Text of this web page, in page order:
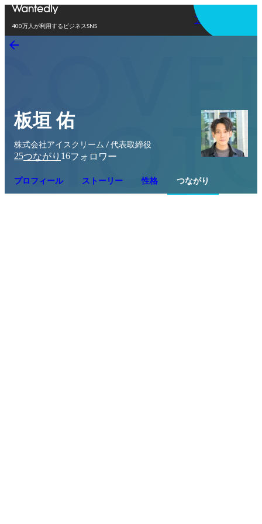
400万人が利用するビジネスSNS
アプリを使う
板垣 佑
株式会社アイスクリーム / 代表取締役
25つながり 16フォロワー
プロフィール ストーリー 性格 つながり